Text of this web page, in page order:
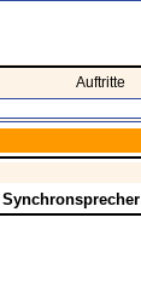
Auftritte
Synchronsprecher